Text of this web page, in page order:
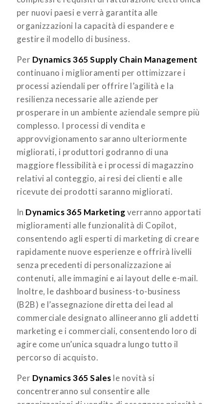
per nuovi paesi e verrà garantita alle
organizzazioni la capacità di espandere e
gestire il modello di business.
Per Dynamics 365 Supply Chain Management
continuano i miglioramenti per ottimizzare i
processi aziendali per offrire l’agilità e la
resilienza necessarie alle aziende per
prosperare in un ambiente aziendale sempre più
complesso. I processi di vendita e
approvvigionamento saranno ulteriormente
migliorati, i produttori godranno di una
maggiore flessibilità e i processi di magazzino
relativi al conteggio, ai resi dei clienti e alle
ricevute dei prodotti saranno migliorati.
In Dynamics 365 Marketingverranno apportati
miglioramenti alle funzionalità di Copilot,
consentendo agli esperti di marketing di creare
rapidamente nuove esperienze e offrirà livelli
senza precedenti di personalizzazione ai
contenuti, alle immagini e ai layout delle e-mail.
Inoltre, le dashboard business-to-business
(B2B) e l’assegnazione diretta dei lead al
commerciale designato allineeranno gli addetti
marketing e i commerciali, consentendo loro di
agire come un’unica squadra lungo tutto il
percorso di acquisto.
Per Dynamics 365 Sales le novità si
concentreranno sul consentire alle